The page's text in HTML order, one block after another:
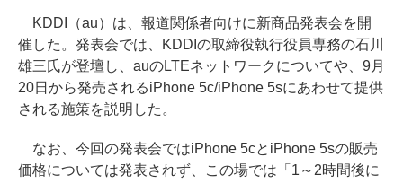
KDDI（au）は、報道関係者向けに新商品発表会を開
催した。発表会では、KDDIの取締役執行役員専務の石川
雄三氏が登壇し、auのLTEネットワークについてや、9月
20日から発売されるiPhone 5c/iPhone 5sにあわせて提供
される施策を説明した。
なお、今回の発表会ではiPhone 5cとiPhone 5sの販売
価格については発表されず、この場では「1～2時間後に